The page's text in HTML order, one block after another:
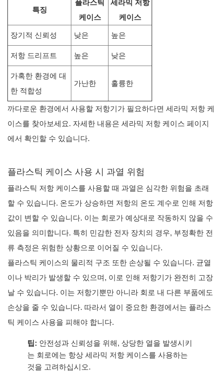
특징
플라스틱
케이스
세라믹 저항
케이스
장기적 신뢰성 낮은 높은
저항 드리프트 높은 낮은
가혹한 환경에 대
한 적합성
가난한 훌륭한
까다로운 환경에서 사용할 저항기가 필요하다면 세라믹 저항 케
이스를 찾아보세요. 자세한 내용은 세라믹 저항 케이스 페이지
에서 확인할 수 있습니다.
플라스틱 케이스 사용 시 과열 위험
플라스틱 저항 케이스를 사용할 때 과열은 심각한 위험을 초래
할 수 있습니다. 온도가 상승하면 저항의 온도 계수로 인해 저항
값이 변할 수 있습니다. 이는 회로가 예상대로 작동하지 않을 수
있음을 의미합니다. 특히 민감한 전자 장치의 경우, 부정확한 전
류 측정은 위험한 상황으로 이어질 수 있습니다.
플라스틱 케이스의 물리적 구조 또한 손상될 ​​수 있습니다. 균열
이나 박리가 발생할 수 있으며, 이로 인해 저항기가 완전히 고장
날 수 있습니다. 이는 저항기뿐만 아니라 회로 내 다른 부품에도
손상을 줄 수 있습니다. 따라서 열이 중요한 환경에서는 플라스
틱 케이스 사용을 피해야 합니다.
팁: 안전성과 신뢰성을 위해, 상당한 열을 발생시키
는 회로에는 항상 세라믹 저항 케이스를 사용하는
것을 고려하십시오.